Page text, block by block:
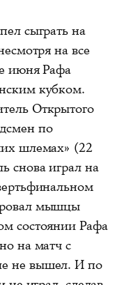
сыграть на
на все
июня Рафа
кубком.
Открытого
по
шлемах» (22
снова играл на
мышцы
состоянии Рафа
на матч с
не вышел. И по